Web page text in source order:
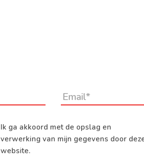
Ik ga akkoord met de opslag en
verwerking van mijn gegevens door
website.